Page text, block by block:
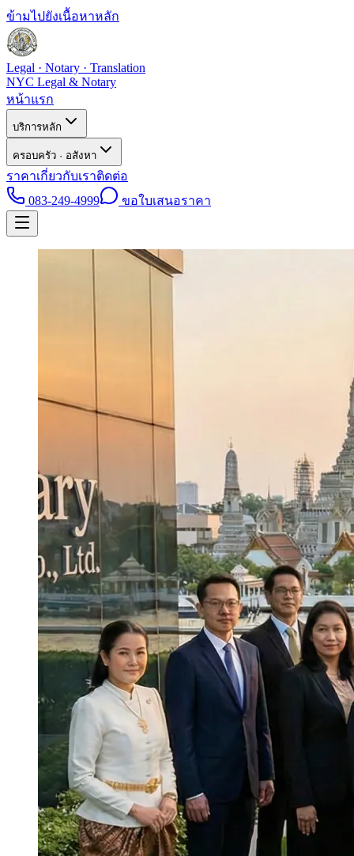
ข้ามไปยังเนื้อหาหลัก
Legal · Notary · Translation
NYC Legal & Notary
หน้าแรก
บริการหลัก
ครอบครัว · อสังหา
ราคาเกี่ยวกับเราติดต่อ
083-249-4999
ขอใบเสนอราคา